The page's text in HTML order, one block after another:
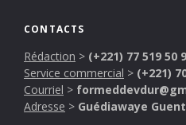
CONTACTS
Rédaction > (+221) 77 519 50
Service commercial > (+221)
Courriel >
Adresse > Guédiawaye